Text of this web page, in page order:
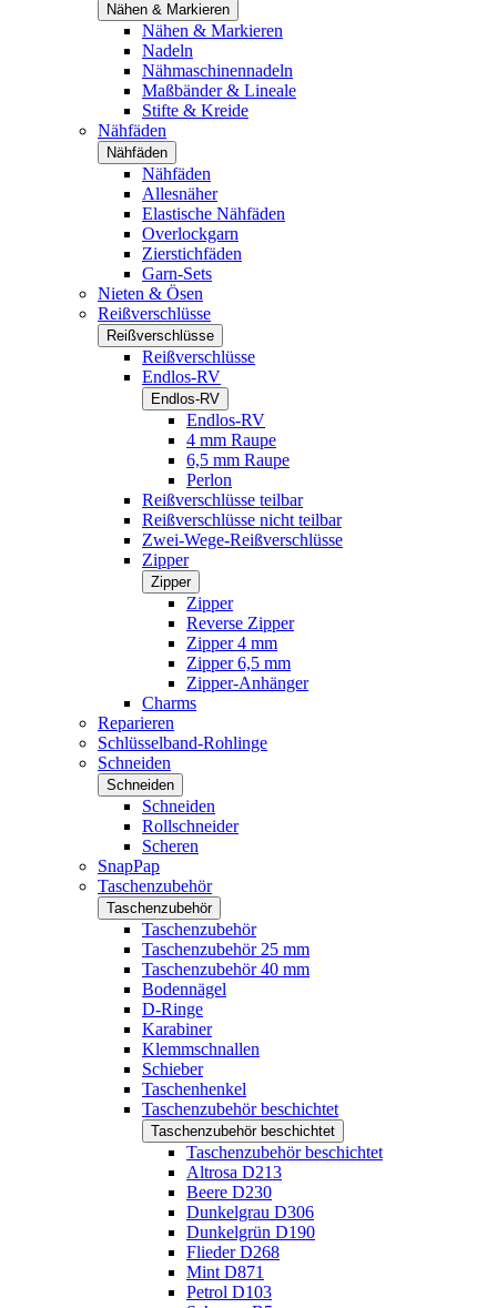
Nähen & Markieren
Nähen & Markieren
Nadeln
Nähmaschinennadeln
Maßbänder & Lineale
Stifte & Kreide
Nähfäden
Nähfäden
Nähfäden
Allesnäher
Elastische Nähfäden
Overlockgarn
Zierstichfäden
Garn-Sets
Nieten & Ösen
Reißverschlüsse
Reißverschlüsse
Reißverschlüsse
Endlos-RV
Endlos-RV
Endlos-RV
4 mm Raupe
6,5 mm Raupe
Perlon
Reißverschlüsse teilbar
Reißverschlüsse nicht teilbar
Zwei-Wege-Reißverschlüsse
Zipper
Zipper
Zipper
Reverse Zipper
Zipper 4 mm
Zipper 6,5 mm
Zipper-Anhänger
Charms
Reparieren
Schlüsselband-Rohlinge
Schneiden
Schneiden
Schneiden
Rollschneider
Scheren
SnapPap
Taschenzubehör
Taschenzubehör
Taschenzubehör
Taschenzubehör 25 mm
Taschenzubehör 40 mm
Bodennägel
D-Ringe
Karabiner
Klemmschnallen
Schieber
Taschenhenkel
Taschenzubehör beschichtet
Taschenzubehör beschichtet
Taschenzubehör beschichtet
Altrosa D213
Beere D230
Dunkelgrau D306
Dunkelgrün D190
Flieder D268
Mint D871
Petrol D103